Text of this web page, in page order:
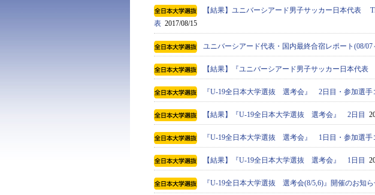
【結果】ユニバーシアード男子サッカー日本代表
表 2017/08/15
ユニバーシアード代表・国内最終合宿レポート(08/07
【結果】『ユニバーシアード男子サッカー日本代
『U-19全日本大学選抜 選考会』 2日目・参加選手
【結果】『U-19全日本大学選抜 選考会』 2日目
『U-19全日本大学選抜 選考会』 1日目・参加選手
【結果】『U-19全日本大学選抜 選考会』 1日目
『U-19全日本大学選抜 選考会(8/5,6)』開催のお知